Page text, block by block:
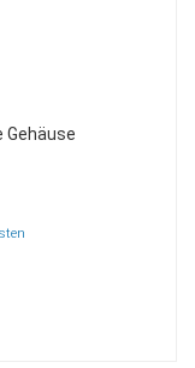
Gehäuse